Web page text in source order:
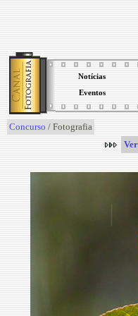
Notícias
Eventos
Concurso / Fotografia